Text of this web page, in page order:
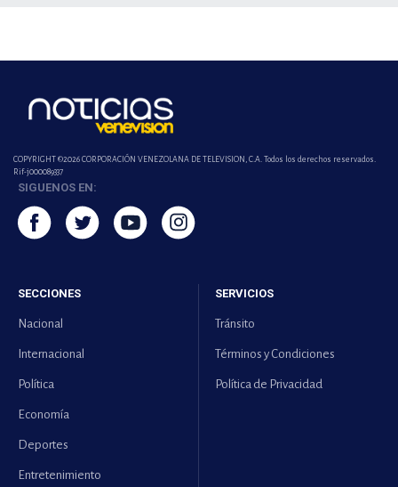
COPYRIGHT ©2026 CORPORACIÓN VENEZOLANA DE TELEVISION, C.A. Todos los derechos reservados.
Rif-j000089337
SIGUENOS EN:
SECCIONES
Nacional
Internacional
Política
Economía
Deportes
Entretenimiento
SERVICIOS
Tránsito
Términos y Condiciones
Política de Privacidad